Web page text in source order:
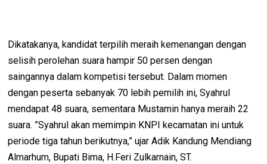
Dikatakanya, kandidat terpilih meraih kemenangan dengan
selisih perolehan suara hampir 50 persen dengan
saingannya dalam kompetisi tersebut. Dalam momen
dengan peserta sebanyak 70 lebih pemilih ini, Syahrul
mendapat 48 suara, sementara Mustamin hanya meraih 22
suara. ”Syahrul akan memimpin KNPI kecamatan ini untuk
periode tiga tahun berikutnya,” ujar Adik Kandung Mendiang
Almarhum, Bupati Bima, H.Feri Zulkarnain, ST.